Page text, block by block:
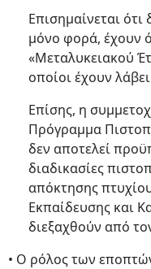
Επισημαίνεται
μόνο φορά, έχουν
«Μεταλυκειακού
οποίοι έχουν
Επίσης, η
Πρόγραμμα
δεν αποτελεί
διαδικασίες
απόκτησης
Εκπαίδευσης και
διεξαχθούν από
• Ο ρόλος των